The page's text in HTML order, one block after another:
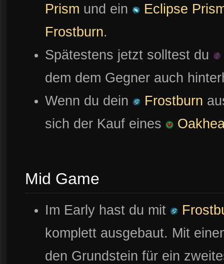
Prism und ein
Eclipse
Frostburn.
Spätestens jetzt solltest du
dem dem Gegner auch
Wenn du dein
Frostburn
sich der Kauf eines
Mid Game
Im Early hast du mit
komplett ausgebaut. Mit
den Grundstein für ein